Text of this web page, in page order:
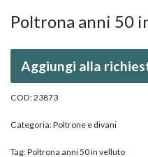
Poltrona anni 50
Aggiungi alla
COD:23873
Categoria:Poltrone e divani
Tag:Poltrona anni 50 in velluto